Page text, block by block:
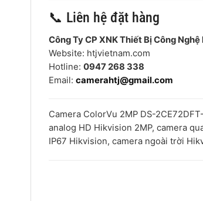
📞 Liên hệ đặt hàng
Công Ty CP XNK Thiết Bị Công
Website: htjvietnam.com
Hotline: 0947 268 338
Email: camerahtj@gmail.com
Camera ColorVu 2MP DS-
analog HD Hikvision 2MP, camera
IP67 Hikvision, camera ngoài trời